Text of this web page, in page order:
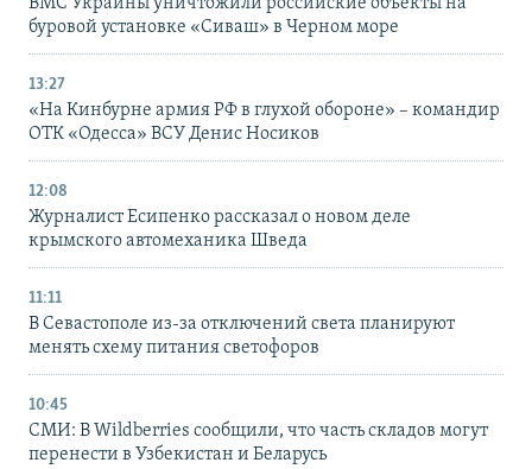
ВМС Украины уничтожили российские объекты на
буровой установке «Сиваш» в Черном море
13:27
«На Кинбурне армия РФ в глухой обороне» – командир
ОТК «Одесса» ВСУ Денис Носиков
12:08
Журналист Есипенко рассказал о новом деле
крымского автомеханика Шведа
11:11
В Севастополе из-за отключений света планируют
менять схему питания светофоров
10:45
СМИ: В Wildberries сообщили, что часть складов могут
перенести в Узбекистан и Беларусь